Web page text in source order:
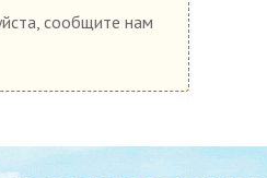
сообщите нам